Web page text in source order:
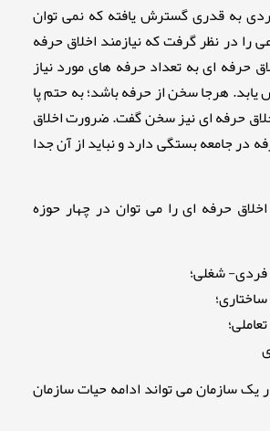
به قدری گسترش یافته که نمی توان
را در نظر گرفت که نیازمند اخلاق حرفه
حرفه ای به تعداد حرفه های مورد نیاز
هرجا سخن از حرفه باشد؛ به حتم پا
حرفه ای نیز سخن گفت. ضرورت اخلاق
در جامعه بستگی دارد و نباید از آن جدا
حرفه ای را می توان در چهار حوزه
یک سازمان می تواند ادامه حیات سازمان